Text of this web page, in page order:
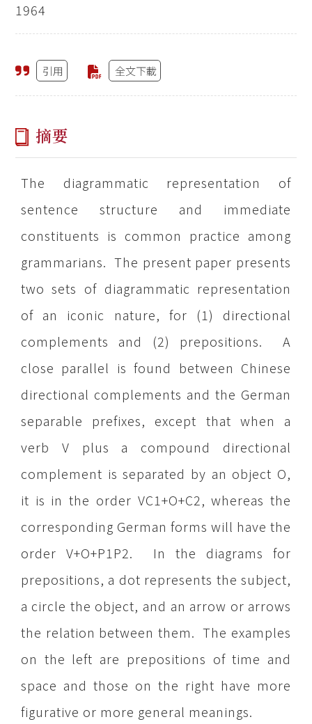
1964
引用 全文下載
摘要
The diagrammatic representation of
sentence structure and immediate
constituents is common practice among
grammarians. The present paper presents
two sets of diagrammatic representation
of an iconic nature, for (1) directional
complements and (2) prepositions. A
close parallel is found between Chinese
directional complements and the German
separable prefixes, except that when a
verb V plus a compound directional
complement is separated by an object O,
it is in the order VC1+O+C2, whereas the
corresponding German forms will have the
order V+O+P1P2. In the diagrams for
prepositions, a dot represents the subject,
a circle the object, and an arrow or arrows
the relation between them. The examples
on the left are prepositions of time and
space and those on the right have more
figurative or more general meanings.